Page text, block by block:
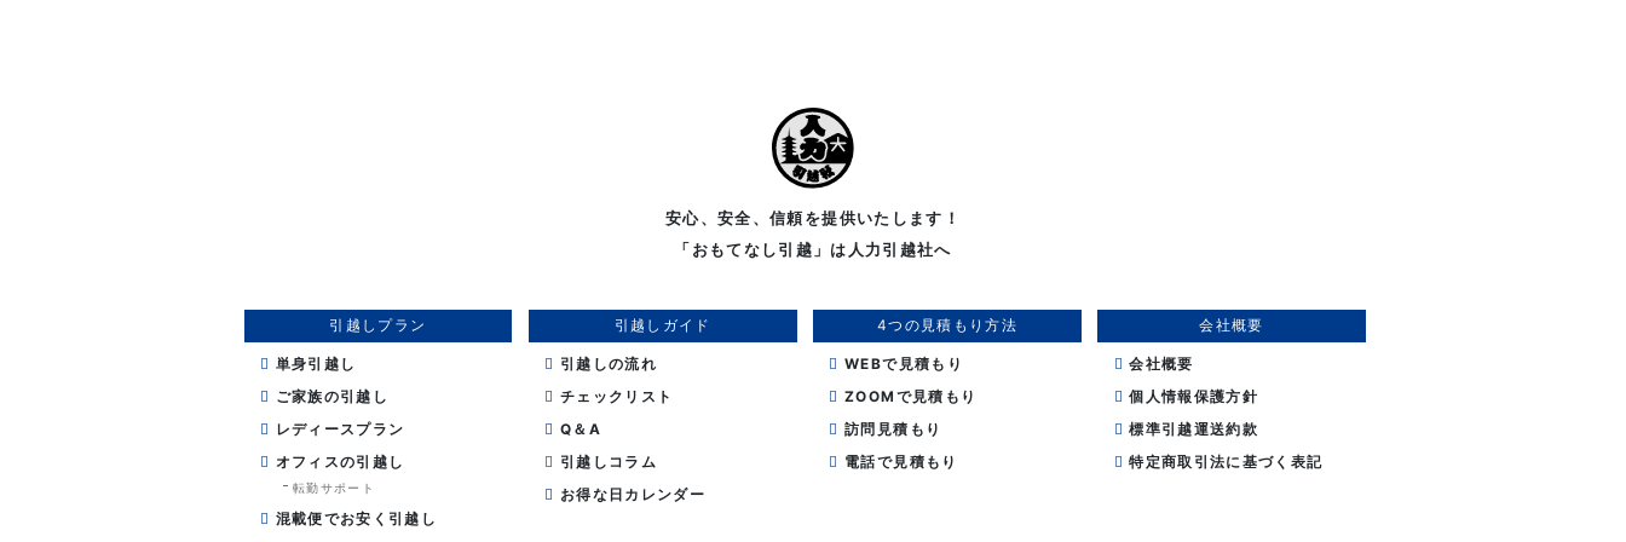
安心、安全、信頼を提供いたします！
「おもてなし引越」は人力引越社へ
引越しプラン
単身引越し
ご家族の引越し
レディースプラン
オフィスの引越し
転勤サポート
混載便でお安く引越し
引越しガイド
引越しの流れ
チェックリスト
Q＆A
引越しコラム
お得な日カレンダー
4つの見積もり方法
WEBで見積もり
ZOOMで見積もり
訪問見積もり
電話で見積もり
会社概要
会社概要
個人情報保護方針
標準引越運送約款
特定商取引法に基づく表記